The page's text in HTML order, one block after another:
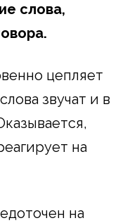
слова,
цепляет
звучат и в
на
на